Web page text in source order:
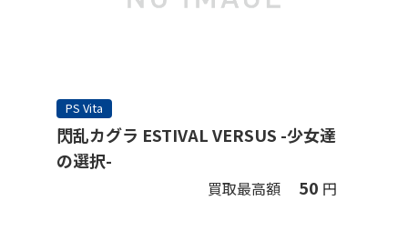
PS Vita
閃乱カグラ ESTIVAL VERSUS -少女達
の選択-
買取最高額 50 円